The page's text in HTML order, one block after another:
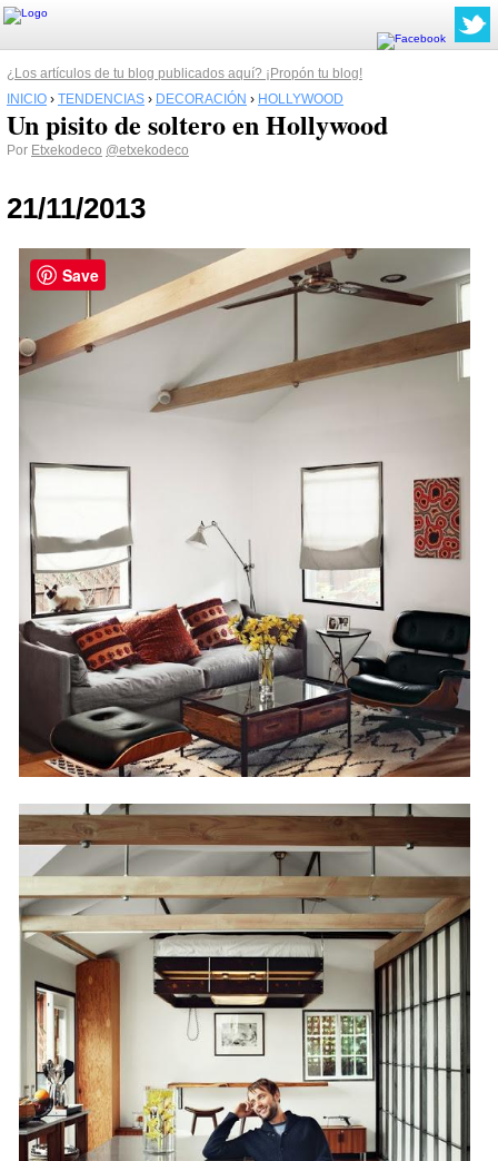
¿Los artículos de tu blog publicados aquí? ¡Propón tu blog!
INICIO › TENDENCIAS › DECORACIÓN › HOLLYWOOD
Un pisito de soltero en Hollywood
Por Etxekodeco @etxekodeco
21/11/2013
Save